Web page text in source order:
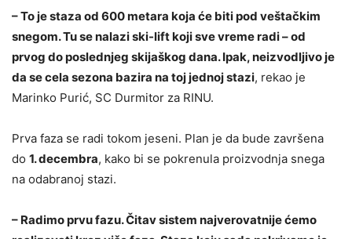
– To je staza od 600 metara koja će biti pod veštačkim
snegom. Tu se nalazi ski-lift koji sve vreme radi – od
prvog do poslednjeg skijaškog dana. Ipak, neizvodljivo je
da se cela sezona bazira na toj jednoj stazi, rekao je
Marinko Purić, SC Durmitor za RINU.
Prva faza se radi tokom jeseni. Plan je da bude završena
do 1. decembra, kako bi se pokrenula proizvodnja snega
na odabranoj stazi.
– Radimo prvu fazu. Čitav sistem najverovatnije ćemo